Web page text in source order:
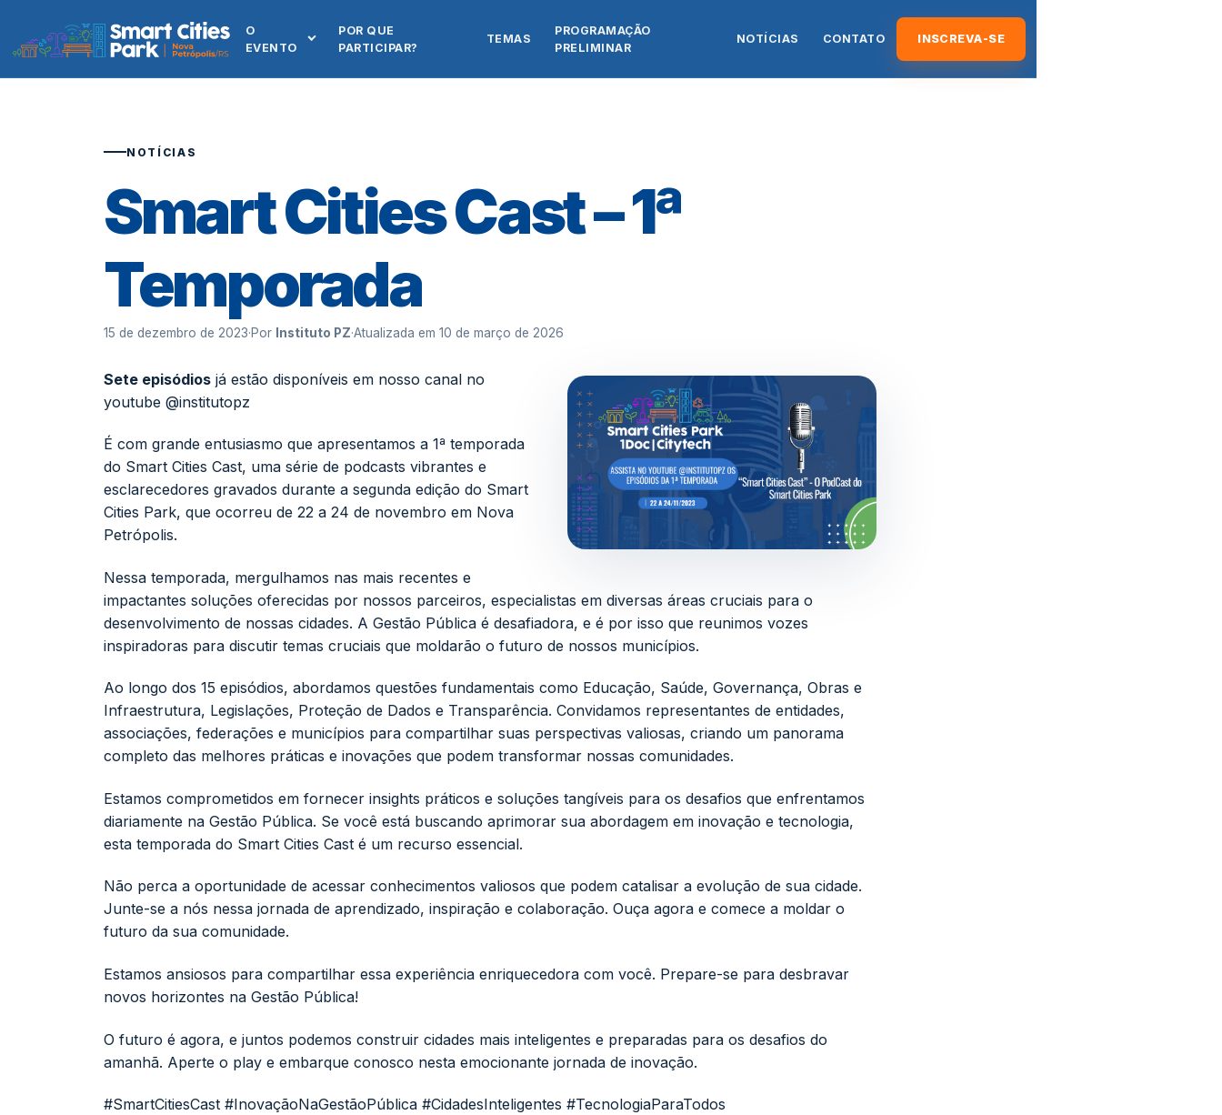
O
EVENTO
POR QUE
PARTICIPAR?
TEMAS
PROGRAMAÇÃO
PRELIMINAR
NOTÍCIAS CONTATO INSCREVA-SE
NOTÍCIAS
Smart Cities Cast – 1ª
Temporada
15 de dezembro de 2023·Por Instituto PZ·Atualizada em 10 de março de 2026
Sete episódios já estão disponíveis em nosso canal no
youtube @institutopz
É com grande entusiasmo que apresentamos a 1ª temporada
do Smart Cities Cast, uma série de podcasts vibrantes e
esclarecedores gravados durante a segunda edição do Smart
Cities Park, que ocorreu de 22 a 24 de novembro em Nova
Petrópolis.
Nessa temporada, mergulhamos nas mais recentes e
impactantes soluções oferecidas por nossos parceiros, especialistas em diversas áreas cruciais para o
desenvolvimento de nossas cidades. A Gestão Pública é desafiadora, e é por isso que reunimos vozes
inspiradoras para discutir temas cruciais que moldarão o futuro de nossos municípios.
Ao longo dos 15 episódios, abordamos questões fundamentais como Educação, Saúde, Governança, Obras e
Infraestrutura, Legislações, Proteção de Dados e Transparência. Convidamos representantes de entidades,
associações, federações e municípios para compartilhar suas perspectivas valiosas, criando um panorama
completo das melhores práticas e inovações que podem transformar nossas comunidades.
Estamos comprometidos em fornecer insights práticos e soluções tangíveis para os desafios que enfrentamos
diariamente na Gestão Pública. Se você está buscando aprimorar sua abordagem em inovação e tecnologia,
esta temporada do Smart Cities Cast é um recurso essencial.
Não perca a oportunidade de acessar conhecimentos valiosos que podem catalisar a evolução de sua cidade.
Junte-se a nós nessa jornada de aprendizado, inspiração e colaboração. Ouça agora e comece a moldar o
futuro da sua comunidade.
Estamos ansiosos para compartilhar essa experiência enriquecedora com você. Prepare-se para desbravar
novos horizontes na Gestão Pública!
O futuro é agora, e juntos podemos construir cidades mais inteligentes e preparadas para os desafios do
amanhã. Aperte o play e embarque conosco nesta emocionante jornada de inovação.
#SmartCitiesCast #InovaçãoNaGestãoPública #CidadesInteligentes #TecnologiaParaTodos